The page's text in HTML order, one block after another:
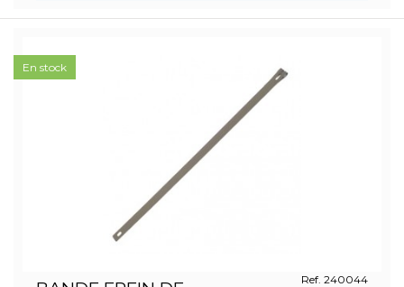
Ref. 240044
En stock